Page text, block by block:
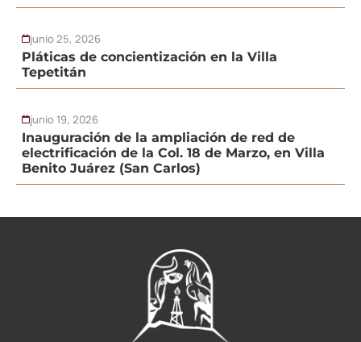
junio 25, 2026
Pláticas de concientización en la Villa
Tepetitán
junio 19, 2026
Inauguración de la ampliación de red de
electrificación de la Col. 18 de Marzo, en Villa
Benito Juárez (San Carlos)